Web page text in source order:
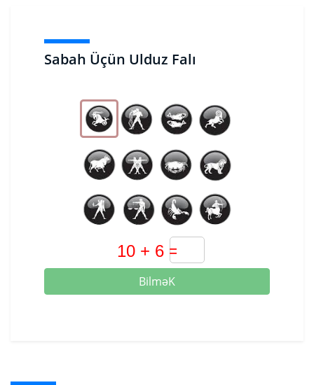
Sabah Üçün Ulduz Falı
BilməK